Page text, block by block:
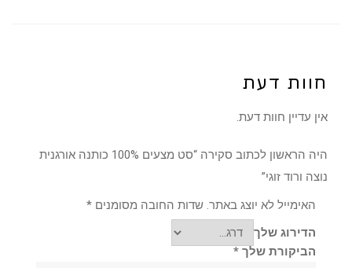
חוות דעת
אין עדיין חוות דעת.
היה הראשון לכתוב סקירה “סט מצעים 100% כותנה אורגנית
נוצה ורוד זוגי”
האימייל לא יוצג באתר. שדות החובה מסומנים *
הדירוג שלך
הביקורת שלך *